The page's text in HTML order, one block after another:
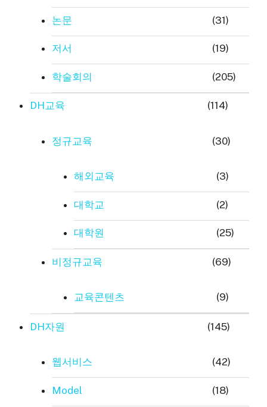
논문 (31)
저서 (19)
학술회의 (205)
DH교육 (114)
정규교육 (30)
해외교육 (3)
대학교 (2)
대학원 (25)
비정규교육 (69)
교육콘텐츠 (9)
DH자원 (145)
웹서비스 (42)
Model (18)